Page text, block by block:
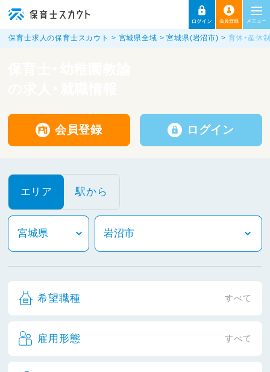
保育士求人の保育士スカウト 宮城県全域 宮城県(岩沼市) 育休・産休
会員登録 ログイン
エリア 駅から
希望職種 すべて
雇用形態 すべて